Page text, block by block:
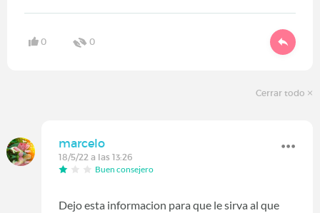
0 0
Cerrar todo
marcelo
18/5/22 a las 13:26
Buen consejero
Dejo esta informacion para que le sirva al que